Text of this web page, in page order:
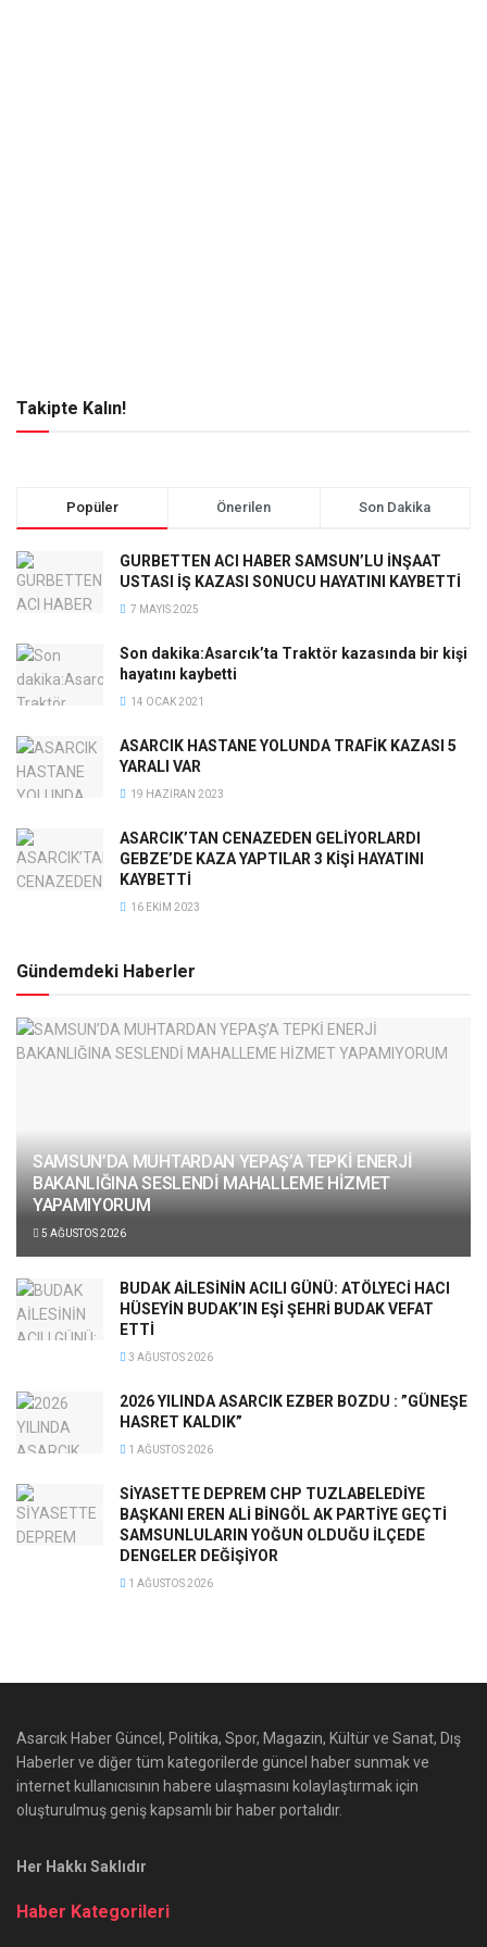
Takipte Kalın!
Popüler Önerilen Son Dakika
GURBETTEN ACI HABER SAMSUN’LU İNŞAAT
USTASI İŞ KAZASI SONUCU HAYATINI KAYBETTİ
7 MAYIS 2025
Son dakika:Asarcık’ta Traktör kazasında bir kişi
hayatını kaybetti
14 OCAK 2021
ASARCIK HASTANE YOLUNDA TRAFİK KAZASI 5
YARALI VAR
19 HAZIRAN 2023
ASARCIK’TAN CENAZEDEN GELİYORLARDI
GEBZE’DE KAZA YAPTILAR 3 KİŞİ HAYATINI
KAYBETTİ
16 EKIM 2023
Gündemdeki Haberler
SAMSUN’DA MUHTARDAN YEPAŞ’A TEPKİ ENERJİ
BAKANLIĞINA SESLENDİ MAHALLEME HİZMET
YAPAMIYORUM
5 AĞUSTOS 2026
BUDAK AİLESİNİN ACILI GÜNÜ: ATÖLYECİ HACI
HÜSEYİN BUDAK’IN EŞİ ŞEHRİ BUDAK VEFAT
ETTİ
3 AĞUSTOS 2026
2026 YILINDA ASARCIK EZBER BOZDU : ”GÜNEŞE
HASRET KALDIK”
1 AĞUSTOS 2026
SİYASETTE DEPREM CHP TUZLABELEDİYE
BAŞKANI EREN ALİ BİNGÖL AK PARTİYE GEÇTİ
SAMSUNLULARIN YOĞUN OLDUĞU İLÇEDE
DENGELER DEĞİŞİYOR
1 AĞUSTOS 2026
Asarcık Haber Güncel, Politika, Spor, Magazin, Kültür ve Sanat, Dış
Haberler ve diğer tüm kategorilerde güncel haber sunmak ve
internet kullanıcısının habere ulaşmasını kolaylaştırmak için
oluşturulmuş geniş kapsamlı bir haber portalıdır.
Her Hakkı Saklıdır
Haber Kategorileri